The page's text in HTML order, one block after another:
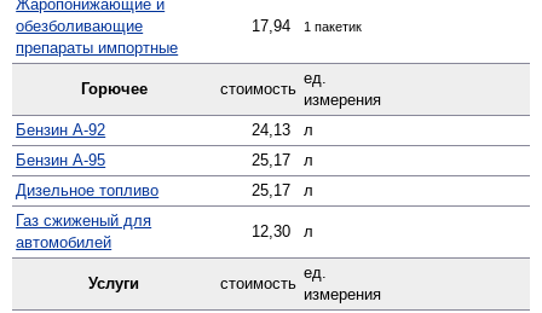
Жаро­понижающие и
обезболивающие
препараты импортные
17,94 1 пакетик
Горючее стоимость
ед.
измерения
Бензин А-92
24,13
л
Бензин А-95
25,17
л
Дизельное топливо
25,17
л
Газ сжиженый для
автомобилей
12,30 л
Услуги стоимость
ед.
измерения